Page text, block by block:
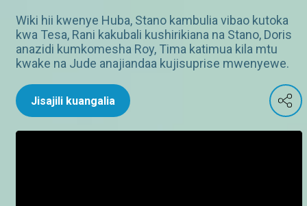
Wiki hii kwenye Huba, Stano kambulia vibao kutoka
kwa Tesa, Rani kakubali kushirikiana na Stano, Doris
anazidi kumkomesha Roy, Tima katimua kila mtu
kwake na Jude anajiandaa kujisuprise mwenyewe.
Jisajili kuangalia